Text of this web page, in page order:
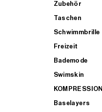
Zubehör
Taschen
Schwimmbrille
Freizeit
Bademode
Swimskin
KOMPRESSION
Baselayers